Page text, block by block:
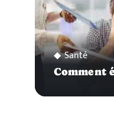
Santé
Comment